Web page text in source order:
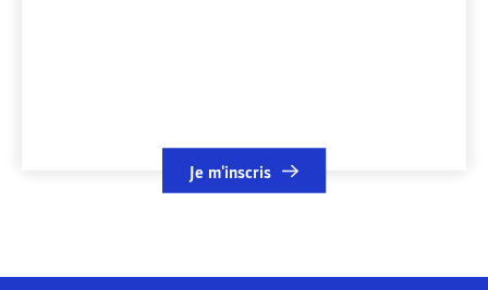
Je m'inscris